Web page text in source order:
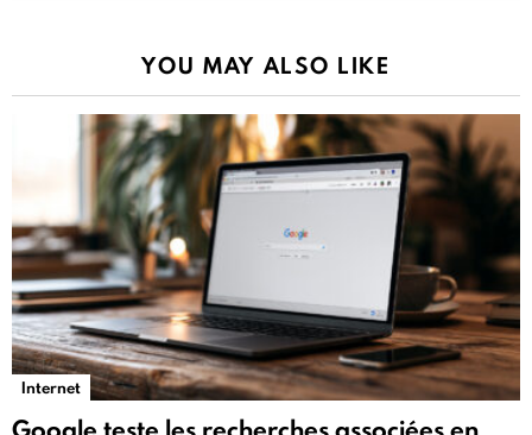
YOU MAY ALSO LIKE
Internet